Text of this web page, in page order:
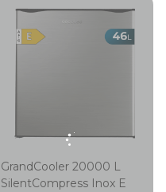
und gold-rose
verchromter Griff.
GrandCooler 20000 L
SilentCompress Inox E